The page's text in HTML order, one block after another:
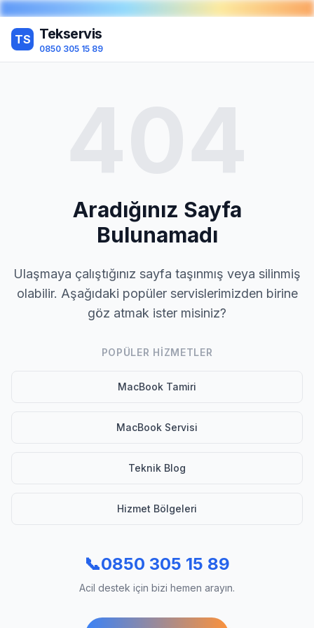
TS Tekservis
0850 305 15 89
Aradığınız Sayfa
Bulunamadı
Ulaşmaya çalıştığınız sayfa taşınmış veya silinmiş
olabilir. Aşağıdaki popüler servislerimizden birine
göz atmak ister misiniz?
POPÜLER HIZMETLER
MacBook Tamiri
MacBook Servisi
Teknik Blog
Hizmet Bölgeleri
📞0850 305 15 89
Acil destek için bizi hemen arayın.